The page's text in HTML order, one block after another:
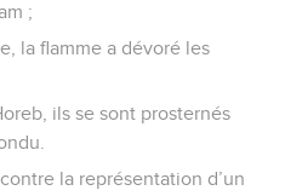
;
la flamme a dévoré les
ils se sont prosternés
la représentation d’un